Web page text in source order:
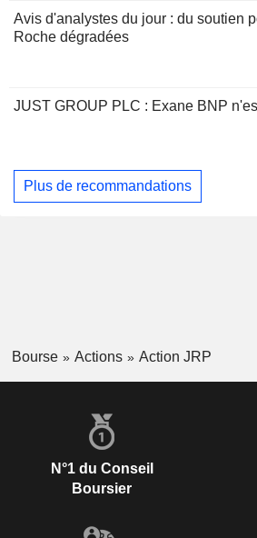
Avis d'analystes du jour : du soutien
Roche dégradées
JUST GROUP PLC : Exane BNP
Plus de recommandations
Bourse Actions Action JRP
N°1 du Conseil
Boursier